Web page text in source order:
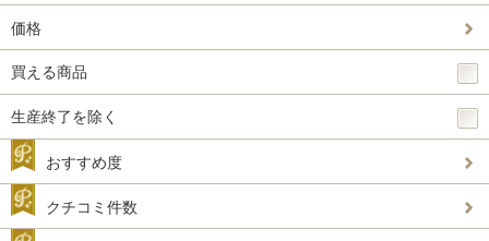
価格
買える商品
生産終了を除く
おすすめ度
クチコミ件数